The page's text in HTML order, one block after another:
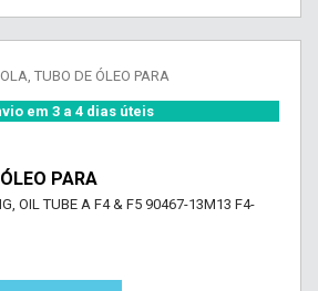
em 3 a 4 dias úteis
PARA
OIL TUBE A F4 & F5 90467-13M13 F4-